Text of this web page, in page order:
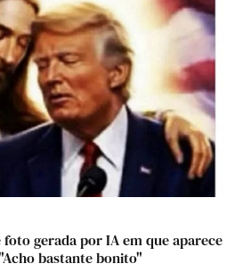
gerada por IA em que aparece
bastante bonito"